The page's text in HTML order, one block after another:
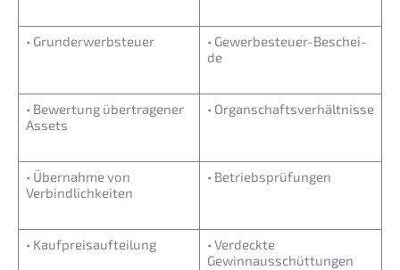
• Grund­er­werb­steu­er
• Gewer­be­steu­er-Beschei­
de
• Bewer­tung übertra­ge­ner
Assets
• Organ­schafts­ver­hält­nis­se
• Übernah­me von
Verbindlichkeiten
• Betriebs­prü­fun­gen
• Kaufpreis­auf­tei­lung
• Verdeck­te
Gewinnausschüttungen